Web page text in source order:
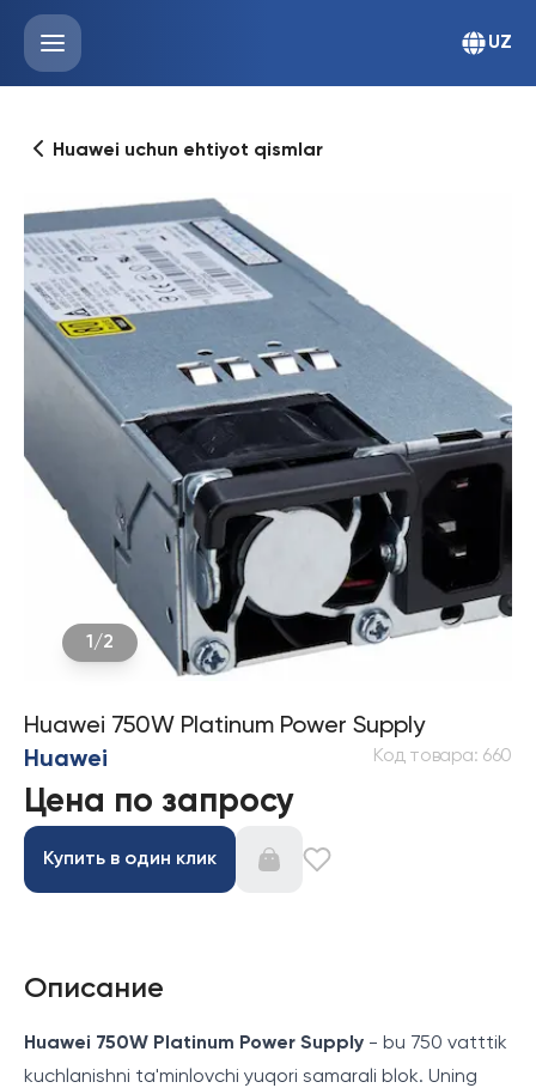
UZ
Huawei uchun ehtiyot qismlar
1 /2
Huawei 750W Platinum Power Supply
Huawei
Код товара: 660
Цена по запросу
Купить в один клик
Описание
Huawei 750W Platinum Power Supply - bu 750 vatttik
kuchlanishni ta'minlovchi yuqori samarali blok. Uning